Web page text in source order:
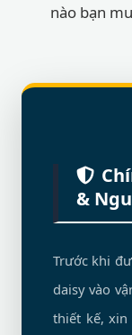
nào bạn
&
Trước khi
daisy vào
thiết kế, xin